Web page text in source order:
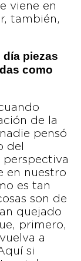
viene en
también,
piezas
como
de la
pensó
del
perspectiva
en nuestro
es tan
son de
quejado
primero,
a
si